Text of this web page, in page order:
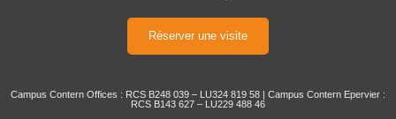
Réserver une visite
Campus Contern Offices : RCS B248 039 – LU324 819 58 | Campus Contern Epervier :
RCS B143 627 – LU229 488 46